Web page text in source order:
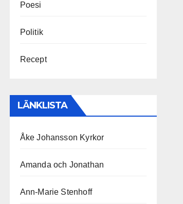
Poesi
Politik
Recept
LÄNKLISTA
Åke Johansson Kyrkor
Amanda och Jonathan
Ann-Marie Stenhoff